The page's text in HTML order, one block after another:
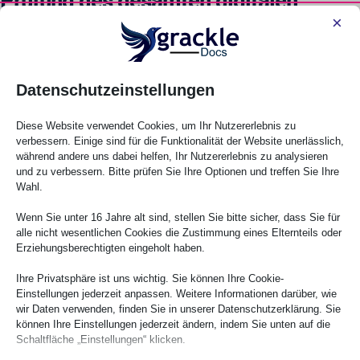
Um Barrierefreiheitsprüfungen über Webseiten hinaus
auszuweiten, ist eine strukturierte Methodik erforderlich.
Alle Benutzerkontaktpunkte abbilden
Dokumentieren Sie jede Schnittstelle, mit der ein Nutzer
interagiert: Webseiten, Chatbots, SaaS-Tools, Anmeldesysteme,
herunterladbare Dokumente, mobile Apps und eingebettete
Dienste. Bei Barrierefreiheitsprüfungen sollte der gesamte
Nutzungsprozess bewertet werden, nicht nur einzelne
Komponenten.
Modalitätenübergreifende Prüfung
Bewerten Sie die Navigation ausschließlich über die Tastatur,
die Kompatibilität mit Screenreadern, die Responsivität auf
Datenschutzeinstellungen
×
Diese Website verwendet Cookies, um Ihr Nutzererlebnis zu
verbessern. Einige sind für die Funktionalität der Website unerlässlich,
während andere uns dabei helfen, Ihr Nutzererlebnis zu analysieren
und zu verbessern. Bitte prüfen Sie Ihre Optionen und treffen Sie Ihre
Wahl.
Wenn Sie unter 16 Jahre alt sind, stellen Sie bitte sicher, dass Sie für
alle nicht wesentlichen Cookies die Zustimmung eines Elternteils oder
Erziehungsberechtigten eingeholt haben.
Ihre Privatsphäre ist uns wichtig. Sie können Ihre Cookie-
Einstellungen jederzeit anpassen. Weitere Informationen darüber, wie
wir Daten verwenden, finden Sie in unserer Datenschutzerklärung. Sie
können Ihre Einstellungen jederzeit ändern, indem Sie unten auf die
Schaltfläche „Einstellungen“ klicken.